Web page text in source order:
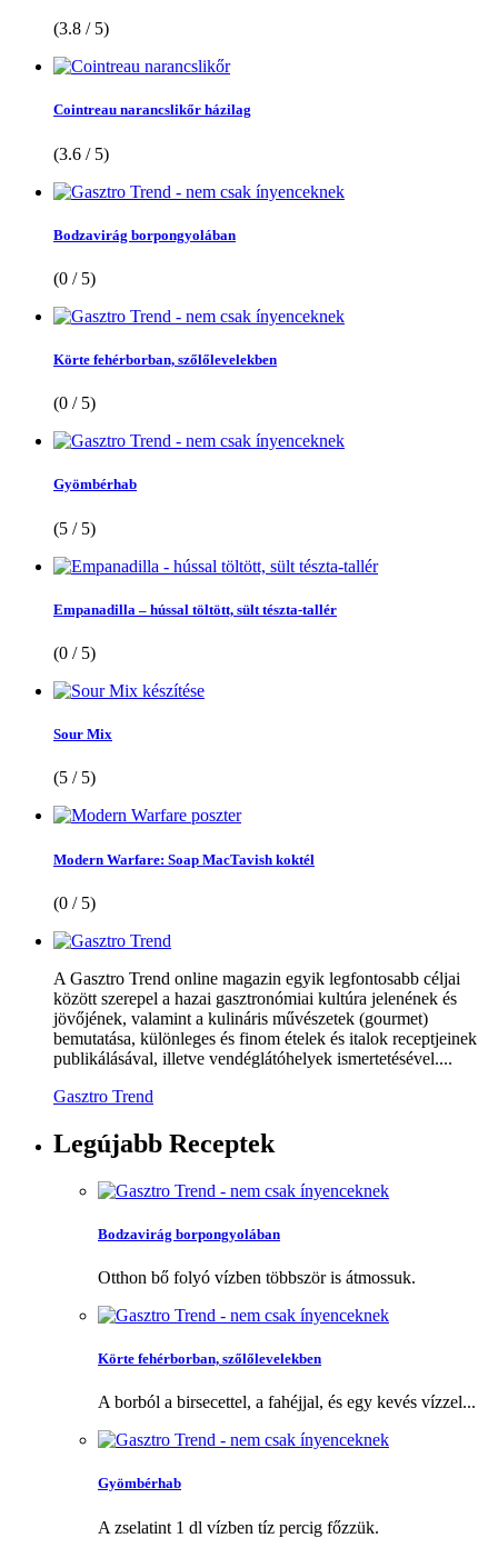
(3.8 / 5)
Cointreau narancslikőr házilag
(3.6 / 5)
Bodzavirág borpongyolában
(0 / 5)
Körte fehérborban, szőlőlevelekben
(0 / 5)
Gyömbérhab
(5 / 5)
Empanadilla – hússal töltött, sült tészta-tallér
(0 / 5)
Sour Mix
(5 / 5)
Modern Warfare: Soap MacTavish koktél
(0 / 5)
A Gasztro Trend online magazin egyik legfontosabb céljai
között szerepel a hazai gasztronómiai kultúra jelenének és
jövőjének, valamint a kulináris művészetek (gourmet)
bemutatása, különleges és finom ételek és italok receptjeinek
publikálásával, illetve vendéglátóhelyek ismertetésével....
Gasztro Trend
Legújabb Receptek
Bodzavirág borpongyolában
Otthon bő folyó vízben többször is átmossuk.
Körte fehérborban, szőlőlevelekben
A borból a birsecettel, a fahéjjal, és egy kevés vízzel...
Gyömbérhab
A zselatint 1 dl vízben tíz percig főzzük.